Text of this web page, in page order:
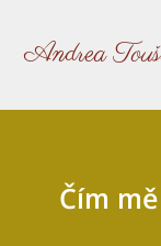
Andrea
Čím